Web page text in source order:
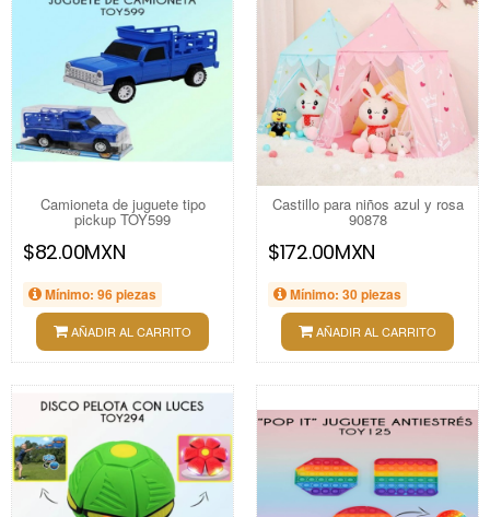
Camioneta de juguete tipo
pickup TOY599
$82.00MXN
Mínimo: 96 piezas
AÑADIR AL CARRITO
Castillo para niños azul y rosa
90878
$172.00MXN
Mínimo: 30 piezas
AÑADIR AL CARRITO